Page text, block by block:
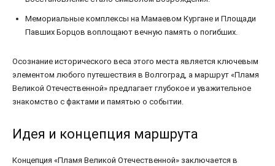
Мемориальные комплексы на Мамаевом Кургане и Площади
Павших Борцов воплощают вечную память о погибших.
Осознание исторического веса этого места является ключевым
элементом любого путешествия в Волгоград, а маршрут «Пламя
Великой Отечественной» предлагает глубокое и уважительное
знакомство с фактами и памятью о событии.
Идея и концепция маршрута
Концепция «Пламя Великой Отечественной» заключается в